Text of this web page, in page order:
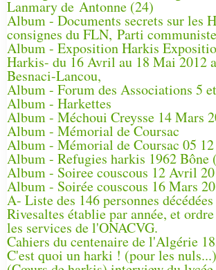
Lanmary de Antonne (24)
Album - Documents secrets sur les
consignes du FLN, Parti
Album - Exposition Harkis
Harkis- du 16 Avril au 18 Mai 2012
Besnaci-Lancou,
Album - Forum des Associations 5
Album - Harkettes
Album - Méchoui Creysse 14 Mars
Album - Mémorial de Coursac
Album - Mémorial de Coursac 05
Album - Refugies harkis 1962 Bône
Album - Soiree couscous 12 Avril
Album - Soirée couscous 16 Mars
A- Liste des 146 personnes
Rivesaltes établie par année, et
les services de l'ONACVG.
Cahiers du centenaire de l'Algérie
C'est quoi un harki ! (pour les nuls...)